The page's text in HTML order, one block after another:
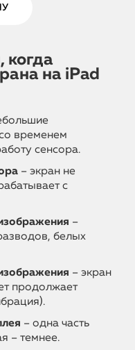
когда
на iPad
временем
сенсора.
– экран не
с
–
белых
– экран
продолжает
– одна часть
– темнее.